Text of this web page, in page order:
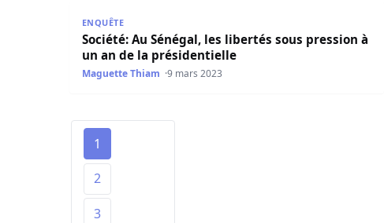
ENQUÊTE
Société: Au Sénégal, les libertés sous pression à
un an de la présidentielle
Maguette Thiam 9 mars 2023
1
2
3